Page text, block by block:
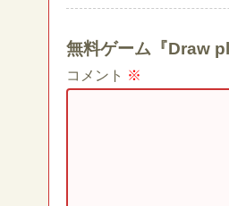
無料ゲーム『Draw
コメント ※